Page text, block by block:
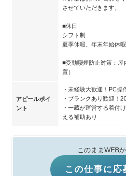
させていただきます。
■休日
シフト制
夏季休暇、年末年始休
■受動喫煙防止対策：屋
置）
アピールポイ
ント
・未経験大歓迎！PC操
・ブランクあり歓迎！
・一蔵が運営する着付
える補助あり
このままWEBか
この仕事に応